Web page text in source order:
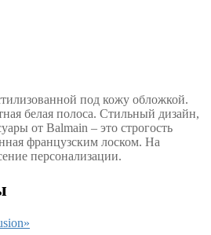
под кожу обложкой.
белая полоса. Стильный дизайн,
от Balmain – это строгость
французским лоском. На
персонализации.